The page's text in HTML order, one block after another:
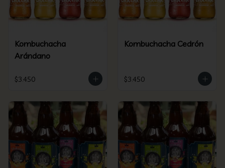
Kombuchacha
Arándano
$3.450
Kombuchacha Cedrón
$3.450